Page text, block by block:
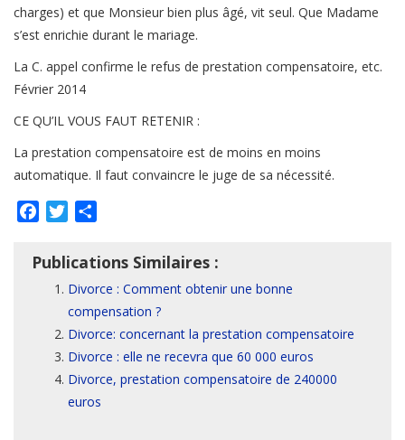
charges) et que Monsieur bien plus âgé, vit seul. Que Madame
s’est enrichie durant le mariage.
La C. appel confirme le refus de prestation compensatoire, etc.
Février 2014
CE QU’IL VOUS FAUT RETENIR :
La prestation compensatoire est de moins en moins
automatique. Il faut convaincre le juge de sa nécessité.
FacebookTwitter
Publications Similaires :
Divorce : Comment obtenir une bonne
compensation ?
Divorce: concernant la prestation compensatoire
Divorce : elle ne recevra que 60 000 euros
Divorce, prestation compensatoire de 240000
euros